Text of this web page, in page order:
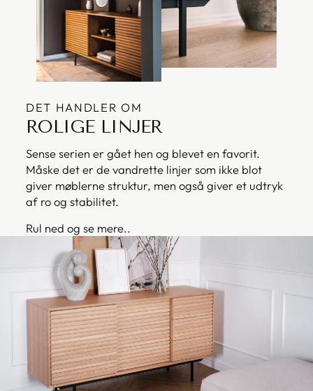
DET HANDLER OM
ROLIGE LINJER
Sense serien er gået hen og blevet en favorit.
Måske det er de vandrette linjer som ikke blot
giver møblerne struktur, men også giver et udtryk
af ro og stabilitet.
Rul ned og se mere..